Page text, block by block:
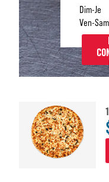
Dim-Je
Ven-Sam